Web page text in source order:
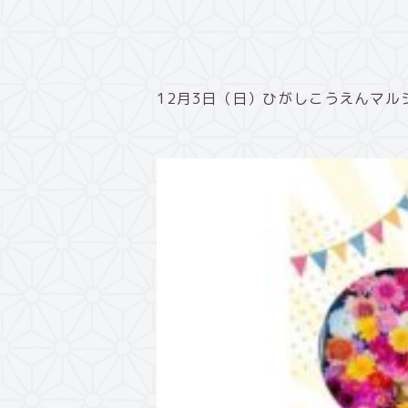
12月3日（日）ひがしこうえんマル